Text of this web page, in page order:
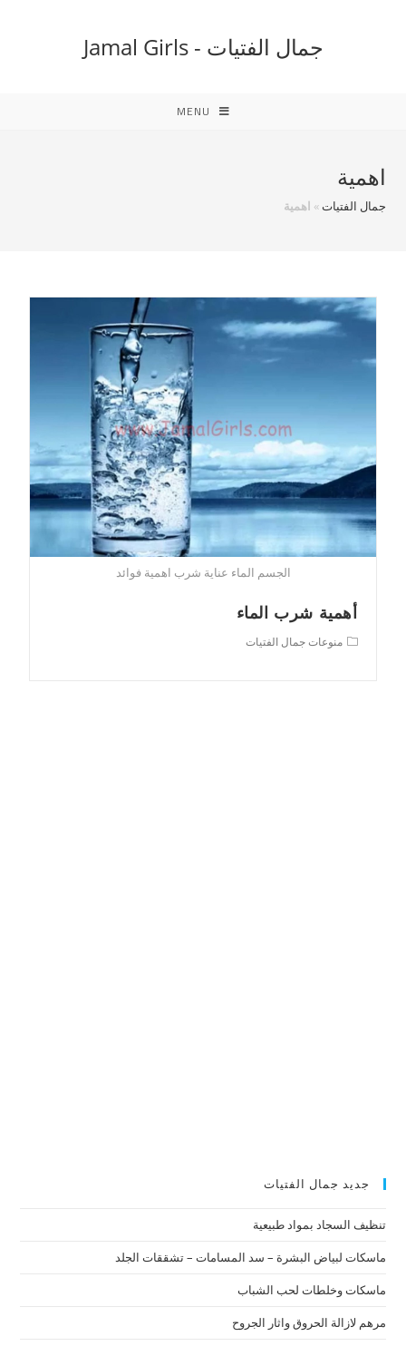
جمال الفتيات - Jamal Girls
MENU
اهمية
جمال الفتيات» اهمية
الجسم الماء عناية شرب اهمية فوائد
أهمية شرب الماء
Postمنوعات جمال الفتيات
جديد جمال الفتيات
تنظيف السجاد بمواد طبيعية
ماسكات لبياض البشرة – سد المسامات – تشققات الجلد
ماسكات وخلطات لحب الشباب
مرهم لازالة الحروق واثار الجروح